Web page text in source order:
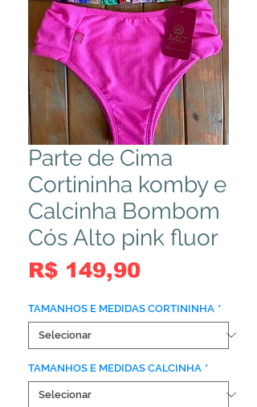
Parte de Cima
Cortininha komby e
Calcinha Bombom
Cós Alto pink fluor
R$ 149,90Preço
TAMANHOS E MEDIDAS CORTININHA *
TAMANHOS E MEDIDAS CALCINHA *